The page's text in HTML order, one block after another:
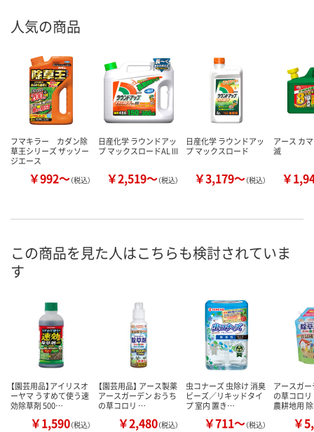
人気の商品
フマキラー カダン除
草王シリーズ ザッソー
ジエース
￥992～（税込）
日産化学 ラウンドアッ
プ マックスロードAL III
￥2,519～（税込）
日産化学 ラウンドアッ
プ マックスロード
￥3,179～（税込）
アース カ
滅
￥
この商品を見た人はこちらも検討されていま
す
【園芸用品】アイリスオ
ーヤマ うすめて使う速
効除草剤 500…
￥1,590（税込）
【園芸用品】 アース製薬
アースガーデン おうち
の草コロリ …
￥2,480（税込）
虫コナーズ 虫除け 消臭
ビーズ／リキッドタイ
プ 室内 置き…
￥711～（税込）
アースガ
の草コロ
農耕地用
￥